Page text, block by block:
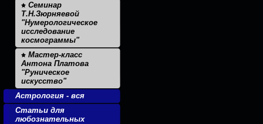
Семинар
Т.Н.Зюрняевой
"Нумерологическое
исследование
космограммы"
Мастер-класс
Антона Платова
"Руническое
искусство"
Астрология - вся
Статьи для
любознательных